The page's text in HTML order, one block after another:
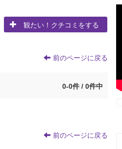
観たい！クチコミをする
前のページに戻る
0-0件 / 0件中
前のページに戻る